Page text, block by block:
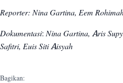
Reporter: Nina Gartina, Eem
Dokumentasi: Nina Gartina, Aris
Safitri, Euis Siti Aisyah
Bagikan: